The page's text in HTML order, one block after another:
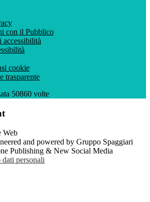
con il Pubblico
cookie
trasparente
50860 volte
and powered by Gruppo Spaggiari
Publishing & New Social Media
personali